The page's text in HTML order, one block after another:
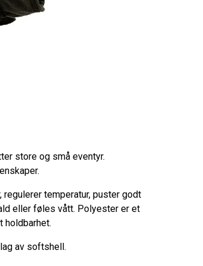
store og små eventyr.
temperatur, puster godt
eller føles vått. Polyester er et
av softshell.